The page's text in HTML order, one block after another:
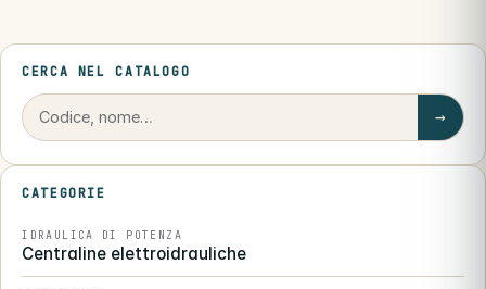
CERCA NEL CATALOGO
→
CATEGORIE
IDRAULICA DI POTENZA
Centraline elettroidrauliche